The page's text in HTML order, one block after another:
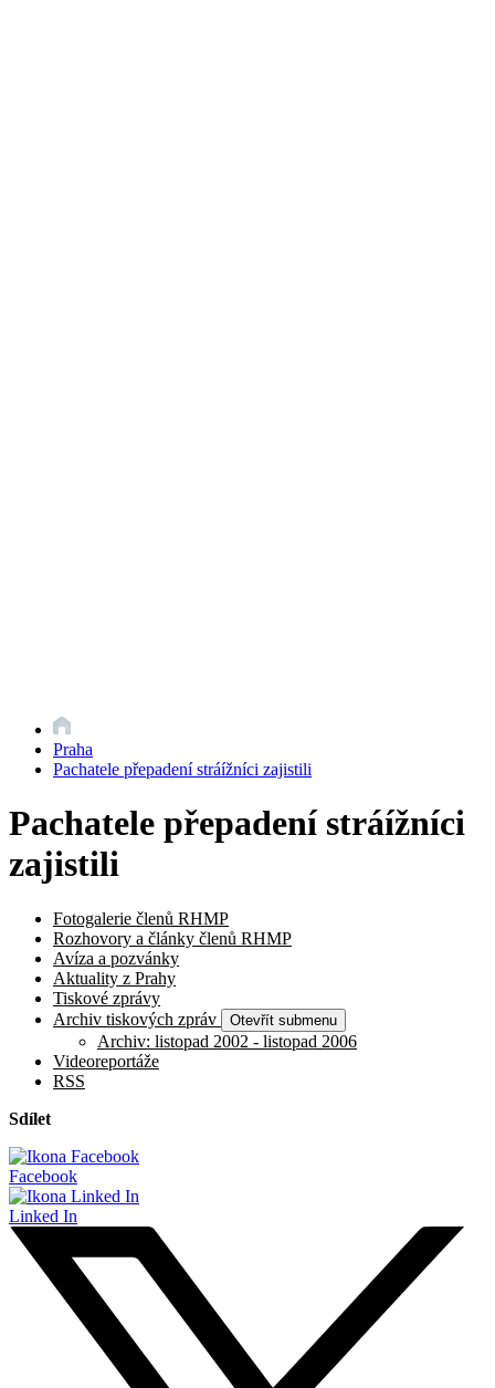
Praha
Pachatele přepadení stráížníci zajistili
Pachatele přepadení stráížníci
zajistili
Fotogalerie členů RHMP
Rozhovory a články členů RHMP
Avíza a pozvánky
Aktuality z Prahy
Tiskové zprávy
Archiv tiskových zpráv
Otevřít submenu
Archiv: listopad 2002 - listopad 2006
Videoreportáže
RSS
Sdílet
Facebook
Linked In